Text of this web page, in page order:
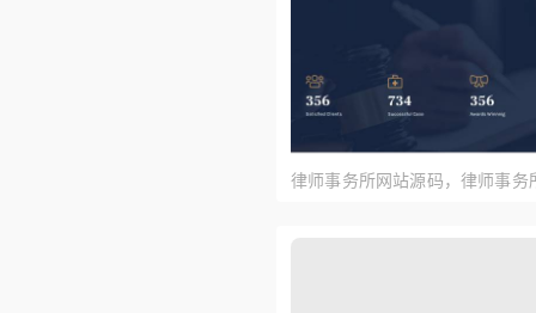
律师事务所网站源码，律师事务